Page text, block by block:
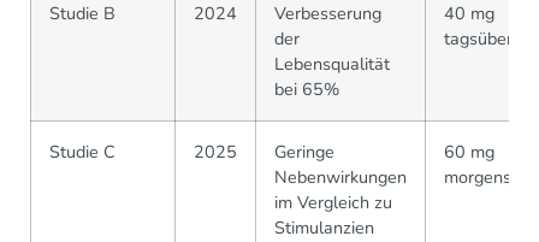
Studie B 2024
Verbesserung
der
Lebensqualität
bei 65%
40 mg
tagsüber
Studie C 2025
Geringe
Nebenwirkungen
im Vergleich zu
Stimulanzien
60 mg
morgens